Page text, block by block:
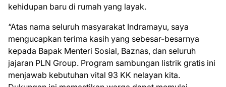
kehidupan baru di rumah yang layak.
“Atas nama seluruh masyarakat Indramayu, saya
mengucapkan terima kasih yang sebesar-besarnya
kepada Bapak Menteri Sosial, Baznas, dan seluruh
jajaran PLN Group. Program sambungan listrik gratis ini
menjawab kebutuhan vital 93 KK nelayan kita.